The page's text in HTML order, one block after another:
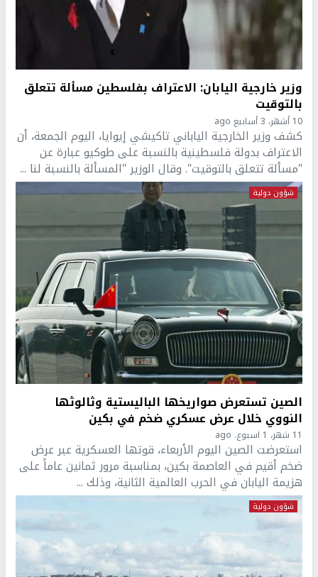
وزير خارجية اليابان: الاعتراف بفلسطين مسألة تتعلق
بالتوقيت
10 أشهر، 3 أسابيع ago
كشف وزير الخارجية الياباني تاكيشي إيوايا، اليوم الجمعة، أن
الاعتراف بدولة فلسطينية بالنسبة على طوكيو عبارة عن
"مسألة تتعلق بالتوقيت". وقال الوزير "المسألة بالنسبة لنا ...
شؤون دولية
الصين تستعرض صواريخها الباليستية وثالوثها
النووي خلال عرض عسكري ضخم في بكين
11 شهر، 1 اسبوع. ago
استعرضت الصين اليوم الأربعاء، قوتها العسكرية عبر عرض
ضخم أقيم في العاصمة بكين، بمناسبة مرور ثمانين عاماً على
هزيمة اليابان في الحرب العالمية الثانية، وذلك ...
شؤون دولية